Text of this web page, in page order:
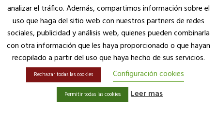
Tel:+34 946 31 46 10
Courriel : lekun@lekun.es
Joints Urakort
Tel:+34 944 04 64 14.
Courriel : juntasurakort@lekun.es
INFORMATIONS JURIDIQUES
analizar el tráfico. Además, compartimos información sobre el
uso que haga del sitio web con nuestros partners de redes
sociales, publicidad y análisis web, quienes pueden combinarla
con otra información que les haya proporcionado o que hayan
recopilado a partir del uso que haya hecho de sus servicios.
Rechazar todas las cookies Configuración cookies
Permitir todas las cookies Leer mas